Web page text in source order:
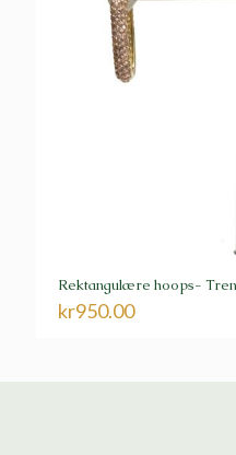
Rektangulære hoops-
kr950.00